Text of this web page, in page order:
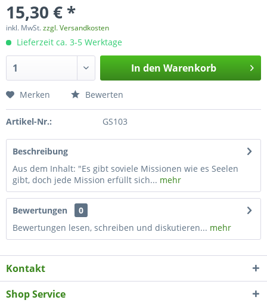
15,30 € *
inkl. MwSt.zzgl. Versandkosten
Lieferzeit ca. 3-5 Werktage
In den Warenkorb
Merken Bewerten
Artikel-Nr.: GS103
Beschreibung
Aus dem Inhalt: "Es gibt soviele Missionen wie es Seelen
gibt, doch jede Mission erfüllt sich... mehr
Bewertungen
0
Bewertungen lesen, schreiben und diskutieren... mehr
Kontakt
Shop Service